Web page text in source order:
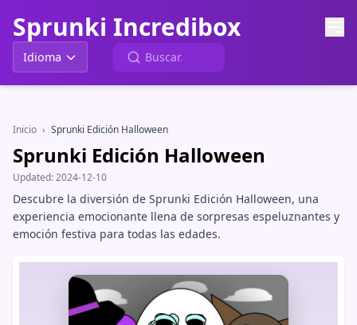
Sprunki Incredibox
Idioma
Inicio › Sprunki Edición Halloween
Sprunki Edición Halloween
Updated:2024-12-10
Descubre la diversión de Sprunki Edición Halloween, una
experiencia emocionante llena de sorpresas espeluznantes y
emoción festiva para todas las edades.